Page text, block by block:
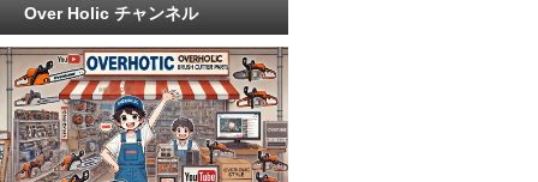
Over Holic チャンネル